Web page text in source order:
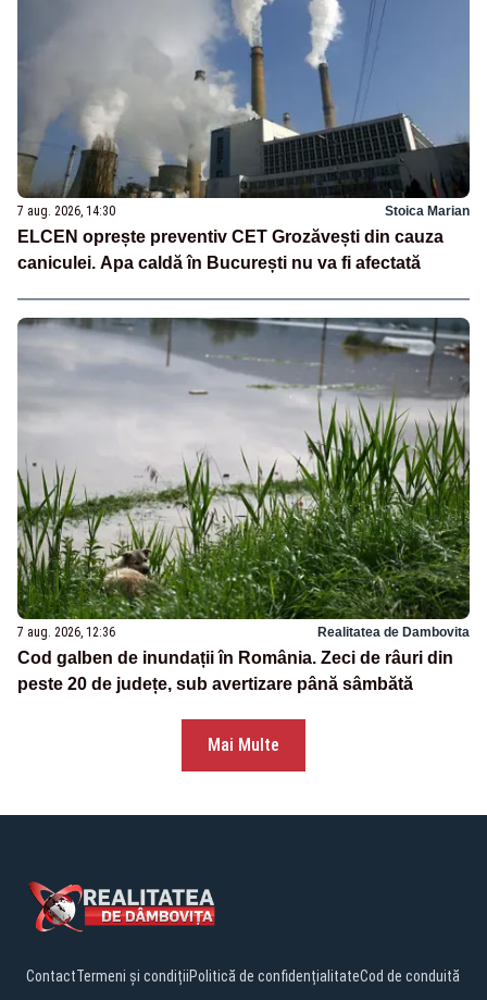
7 aug. 2026, 14:30 Stoica Marian
ELCEN oprește preventiv CET Grozăvești din cauza
caniculei. Apa caldă în București nu va fi afectată
7 aug. 2026, 12:36 Realitatea de Dambovita
Cod galben de inundații în România. Zeci de râuri din
peste 20 de județe, sub avertizare până sâmbătă
Mai Multe
ContactTermeni și condițiiPolitică de confidențialitateCod de conduită